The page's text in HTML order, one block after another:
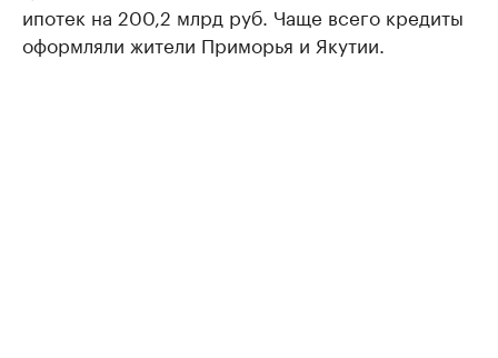
ипотек на 200,2 млрд руб. Чаще всего кредиты
оформляли жители Приморья и Якутии.